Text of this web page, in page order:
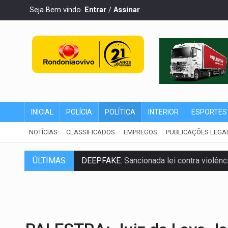
Seja Bem vindo. Entrar / Assinar
INICIAL POLÍCIA POLÍTICA INTERIOR ESPORTES
NOTÍCIAS CLASSIFICADOS EMPREGOS PUBLICAÇÕES
ÚLTIMAS DEEPFAKE: Sancionada lei contra
ENCONTRO: Amazônia Negra ganha